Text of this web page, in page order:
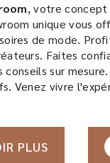
, votre
unique vous
de mode.
Faites
sur
Venez vivre
PLUS